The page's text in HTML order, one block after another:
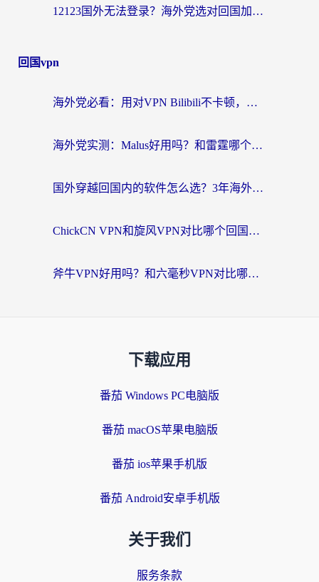
12123国外无法登录？海外党选对回国加速器，轻松解决国内资源访问难题
回国vpn
海外党必看：用对VPN Bilibili不卡顿，英国玩国内游戏也丝滑——2026回国加速器选择指南
海外党实测：Malus好用吗？和雷霆哪个好？+ 3款热门加速器深度对比
国外穿越回国内的软件怎么选？3年海外党亲测实用指南，告别地域限制
ChickCN VPN和旋风VPN对比哪个回国效果更好？海外党实测回国内网神器指南
斧牛VPN好用吗？和六毫秒VPN对比哪个回国效果更好？海外党亲测实用指南
下载应用
番茄 Windows PC电脑版
番茄 macOS苹果电脑版
番茄 ios苹果手机版
番茄 Android安卓手机版
关于我们
服务条款